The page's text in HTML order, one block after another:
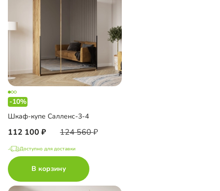
-10%
Шкаф-купе Салленс-3-4
112 100 124 560
Доступно для доставки
В корзину